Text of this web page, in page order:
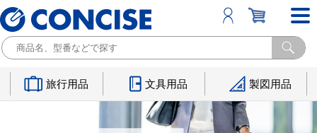
旅行用品 文具用品 製図用品